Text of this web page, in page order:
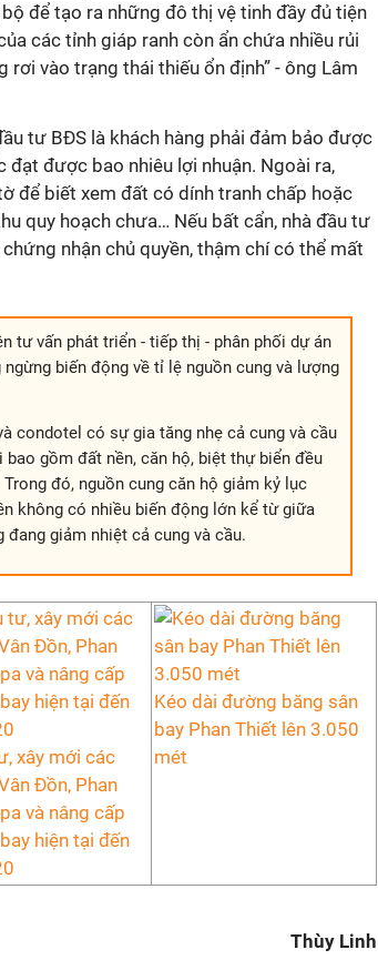
để tạo ra những đô thị vệ tinh đầy đủ tiện
các tỉnh giáp ranh còn ẩn chứa nhiều rủi
vào trạng thái thiếu ổn định” - ông Lâm
tư BĐS là khách hàng phải đảm bảo được
đạt được bao nhiêu lợi nhuận. Ngoài ra,
để biết xem đất có dính tranh chấp hoặc
quy hoạch chưa… Nếu bất cẩn, nhà đầu tư
nhận chủ quyền, thậm chí có thể mất
tư vấn phát triển - tiếp thị - phân phối dự án
biến động về tỉ lệ nguồn cung và lượng
condotel có sự gia tăng nhẹ cả cung và cầu
gồm đất nền, căn hộ, biệt thự biển đều
đó, nguồn cung căn hộ giảm kỷ lục
không có nhiều biến động lớn kể từ giữa
giảm nhiệt cả cung và cầu.
xây mới các
Đồn, Phan
và nâng cấp
hiện tại đến
Kéo dài đường băng sân
bay Phan Thiết lên 3.050
mét
Thùy Linh